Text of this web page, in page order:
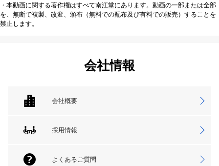
・本動画に関する著作権はすべて南江堂にあります。動画の一部または全部
を、無断で複製、改変、頒布（無料での配布及び有料での販売）することを
禁止します。
会社情報
会社概要
採用情報
よくあるご質問